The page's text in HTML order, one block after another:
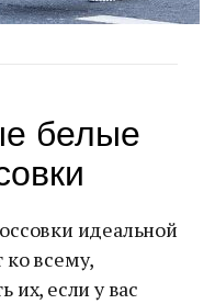
белые
идеальной
ко всему,
их, если у вас